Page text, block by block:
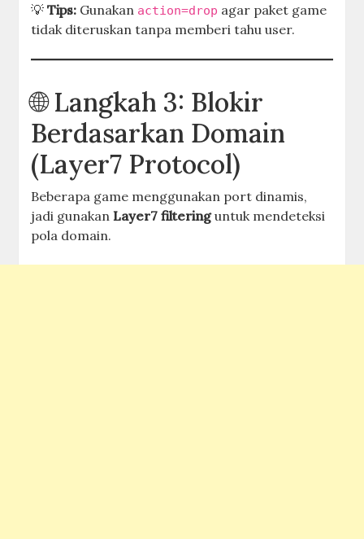
💡Tips: Gunakan action=drop agar paket game
tidak diteruskan tanpa memberi tahu user.
🌐 Langkah 3: Blokir
Berdasarkan Domain
(Layer7 Protocol)
Beberapa game menggunakan port dinamis,
jadi gunakanLayer7 filteringuntuk mendeteksi
pola domain.